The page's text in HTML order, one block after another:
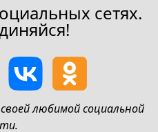
сетях.
любимой социальной